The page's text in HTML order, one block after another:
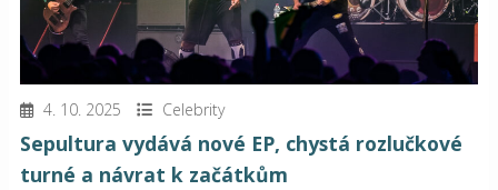
4. 10. 2025 Celebrity
Sepultura vydává nové EP, chystá rozlučkové
turné a návrat k začátkům